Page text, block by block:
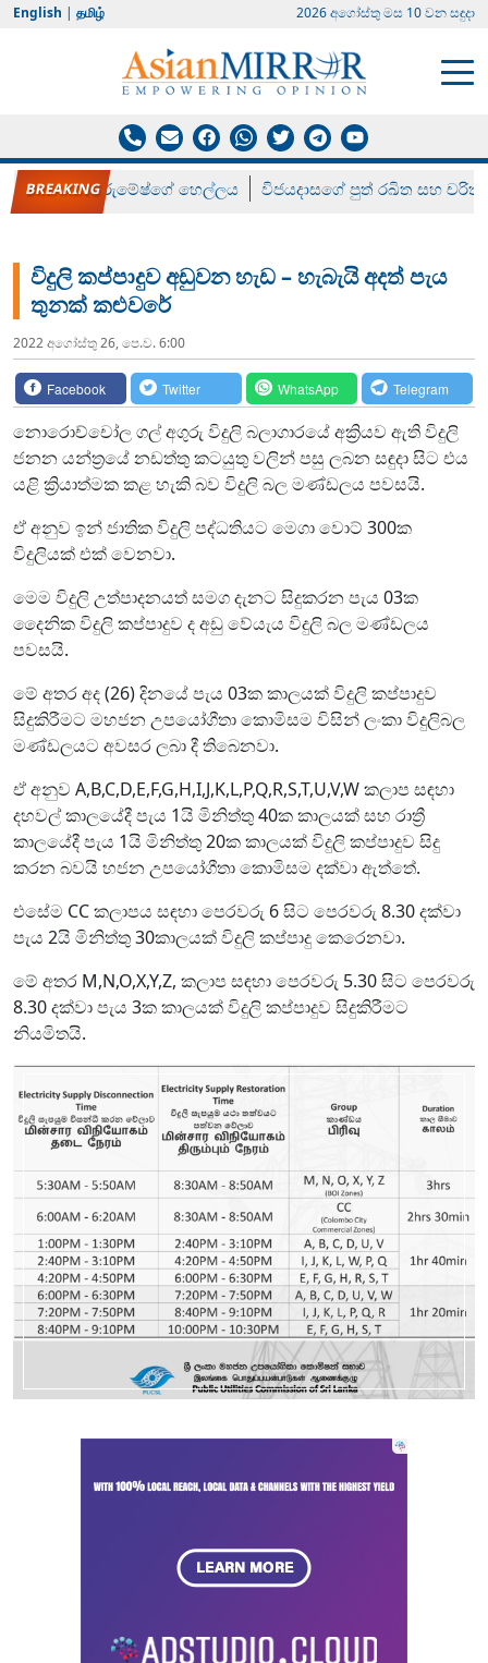
English | தமிழ் 2026 අගෝස්‍තු මස 10 වන සඳුදා
රන් ගෙනා රුමේෂ්ගේ හෙල්ලය විජයදාසගේ පුත් රඛිත සහ චරිත්
විදුලි කප්පාදුව අඩුවන හැඩ – හැබැයි අදත් පැය
තුනක් කළුවරේ
2022 අගෝස්‍තු 26, පෙ.ව. 6:00
Facebook Twitter WhatsApp Telegram
නොරොච්චෝල ගල් අගුරු විදුලි බලාගාරයේ අක්‍රියව ඇති විදුලි
ජනන යන්ත්‍රයේ නඩත්තු කටයුතු වලින් පසු ලබන සඳුදා සිට එය
යළි ක්‍රියාත්මක කළ හැකි බව විදුලි බල මණ්ඩලය පවසයි.
ඒ අනුව ඉන් ජාතික විදුලි පද්ධතියට මෙගා වොට් 300ක
විදුලියක් එක් වෙනවා.
මෙම විදුලි උත්පාදනයත් සමග දැනට සිදුකරන පැය 03ක
දෛනික විදුලි කප්පාදුව ද අඩු වේයැය විදුලි බල මණ්ඩලය
පවසයි.
මේ අතර අද (26) දිනයේ පැය 03ක කාලයක් විදුලි කප්පාදුව
සිදුකිරීමට මහජන උපයෝගීතා කොමිසම විසින් ලංකා විදුලිබල
මණ්ඩලයට අවසර ලබා දී තිබෙනවා.
ඒ අනුව A,B,C,D,E,F,G,H,I,J,K,L,P,Q,R,S,T,U,V,W කලාප සඳහා
දහවල් කාලයේදී පැය 1යි මිනිත්තු 40ක කාලයක් සහ රාත්‍රී
කාලයේදී පැය 1යි මිනිත්තු 20ක කාලයක් විදුලි කප්පාදුව සිදු
කරන බවයි හජන උපයෝගීතා කොමිසම දක්වා ඇත්තේ.
එසේම CC කලාපය සඳහා පෙරවරු 6 සිට පෙරවරු 8.30 දක්වා
පැය 2යි මිනිත්තු 30කාලයක් විදුලි කප්පාදු කෙරෙනවා.
මේ අතර M,N,O,X,Y,Z, කලාප සඳහා පෙරවරු 5.30 සිට පෙරවරු
8.30 දක්වා පැය 3ක කාලයක් විදුලි කප්පාදුව සිදුකිරීමට
නියමිතයි.